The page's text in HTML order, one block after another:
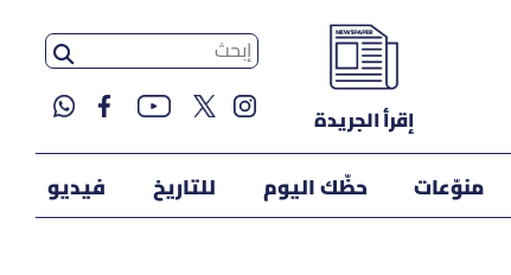
إقرأ الجريدة
منوّعات حظّك اليوم للتاريخ فيديو